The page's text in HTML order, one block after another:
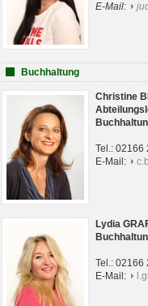
E-Mail:
Buchhaltung
Christine
Tel.: 02166
E-Mail:
Lydia
Tel.: 02166
E-Mail: